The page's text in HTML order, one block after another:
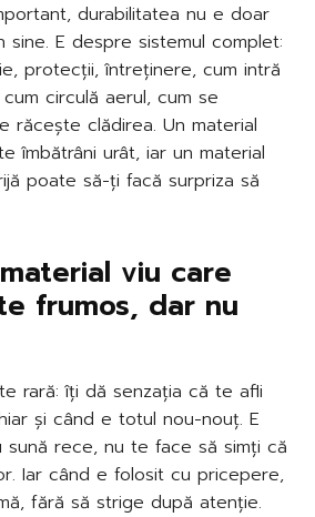
durabilitatea nu e doar
sine. E despre sistemul complet:
protecții, întreținere, cum intră
circulă aerul, cum se
răcește clădirea. Un material
îmbătrâni urât, iar un material
poate să-ți facă surpriza să
viu care
frumos, dar nu
rară: îți dă senzația că te afli
și când e totul nou-nouț. E
sună rece, nu te face să simți că
Iar când e folosit cu pricepere,
fără să strige după atenție.